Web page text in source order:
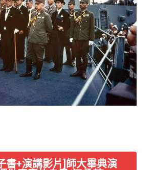
書+演講影片]師大畢典演